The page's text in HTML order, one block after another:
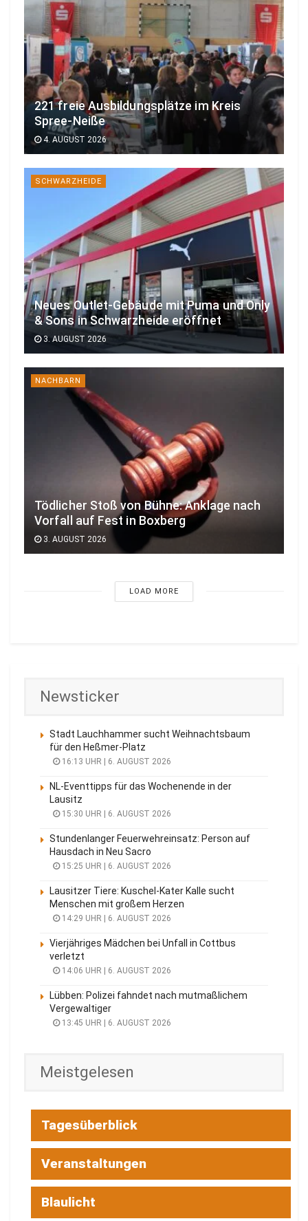
221 freie Ausbildungsplätze im Kreis
Spree-Neiße
4. AUGUST 2026
SCHWARZHEIDE
Neues Outlet-Gebäude mit Puma und Only
& Sons in Schwarzheide eröffnet
3. AUGUST 2026
NACHBARN
Tödlicher Stoß von Bühne: Anklage nach
Vorfall auf Fest in Boxberg
3. AUGUST 2026
LOAD MORE
Newsticker
Stadt Lauchhammer sucht Weihnachtsbaum
für den Heßmer-Platz
16:13 UHR | 6. AUGUST 2026
NL-Eventtipps für das Wochenende in der
Lausitz
15:30 UHR | 6. AUGUST 2026
Stundenlanger Feuerwehreinsatz: Person auf
Hausdach in Neu Sacro
15:25 UHR | 6. AUGUST 2026
Lausitzer Tiere: Kuschel-Kater Kalle sucht
Menschen mit großem Herzen
14:29 UHR | 6. AUGUST 2026
Vierjähriges Mädchen bei Unfall in Cottbus
verletzt
14:06 UHR | 6. AUGUST 2026
Lübben: Polizei fahndet nach mutmaßlichem
Vergewaltiger
13:45 UHR | 6. AUGUST 2026
Meistgelesen
Tagesüberblick
Veranstaltungen
Blaulicht